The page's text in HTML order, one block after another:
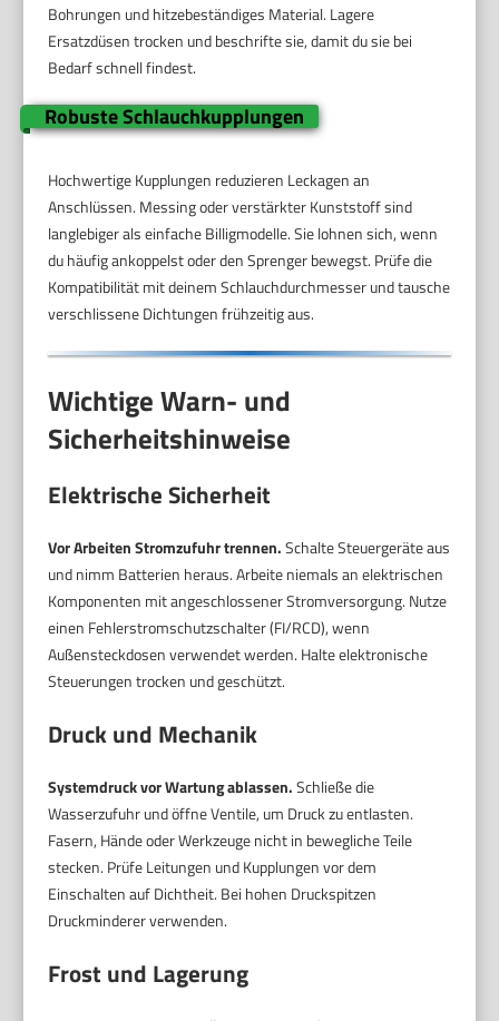
Bohrungen und hitzebeständiges Material. Lagere
Ersatzdüsen trocken und beschrifte sie, damit du sie bei
Bedarf schnell findest.
Robuste Schlauchkupplungen
Hochwertige Kupplungen reduzieren Leckagen an
Anschlüssen. Messing oder verstärkter Kunststoff sind
langlebiger als einfache Billigmodelle. Sie lohnen sich, wenn
du häufig ankoppelst oder den Sprenger bewegst. Prüfe die
Kompatibilität mit deinem Schlauchdurchmesser und tausche
verschlissene Dichtungen frühzeitig aus.
Wichtige Warn- und
Sicherheitshinweise
Elektrische Sicherheit
Vor Arbeiten Stromzufuhr trennen.Schalte Steuergeräte aus
und nimm Batterien heraus. Arbeite niemals an elektrischen
Komponenten mit angeschlossener Stromversorgung. Nutze
einen Fehlerstromschutzschalter (FI/RCD), wenn
Außensteckdosen verwendet werden. Halte elektronische
Steuerungen trocken und geschützt.
Druck und Mechanik
Systemdruck vor Wartung ablassen.Schließe die
Wasserzufuhr und öffne Ventile, um Druck zu entlasten.
Fasern, Hände oder Werkzeuge nicht in bewegliche Teile
stecken. Prüfe Leitungen und Kupplungen vor dem
Einschalten auf Dichtheit. Bei hohen Druckspitzen
Druckminderer verwenden.
Frost und Lagerung